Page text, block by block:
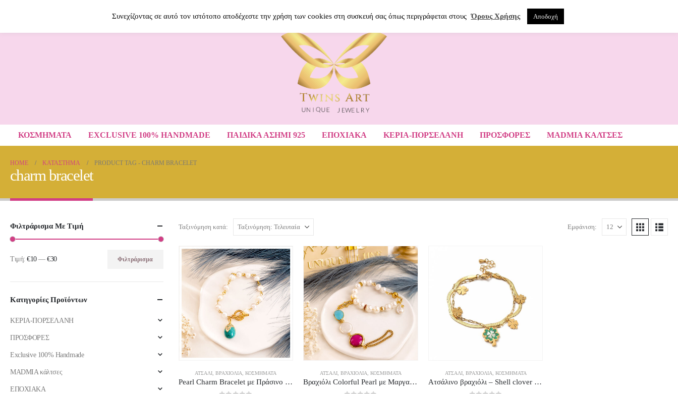
ΚΟΣΜΗΜΑΤΑ EXCLUSIVE 100% HANDMADE ΠΑΙΔΙΚΆ ΑΣΉΜΙ 925 ΕΠΟΧΙΑΚΑ ΚΕΡΙΑ-ΠΟΡΣΕΛΑΝΗ ΠΡΟΣΦΟΡΕΣ MADMIA ΚΆΛΤΣΕΣ
HOME ΚΑΤΆΣΤΗΜΑ PRODUCT TAG - CHARM BRACELET
charm bracelet
Ταξινόμηση κατά: Εμφάνιση:
ΑΤΣΆΛΙ ,ΒΡΑΧΙΌΛΙΑ ,ΚΟΣΜΗΜΑΤΑ
Pearl Charm Bracelet με Πράσινο Pendant
ΑΤΣΆΛΙ, ΒΡΑΧΙΌΛΙΑ ΚΟΣΜΗΜΑΤΑ
Βραχιόλι Colorful Pearl με Μαργαριτάρια Γλυκού Νερού “Μαμά”
ΑΤΣΆΛΙ, ΒΡΑΧΙΌΛΙΑ ΚΟΣΜΗΜΑΤΑ
Ατσάλινο βραχιόλι – Shell clover Charm
Φιλτράρισμα Με Τιμή
Ελάχιστη
Μέγιστη
Φιλτράρισμα
Τιμή:€10—€30
Κατηγορίες Προϊόντων
ΚΕΡΙΑ-ΠΟΡΣΕΛΑΝΗ
ΠΡΟΣΦΟΡΕΣ
Exclusive 100% Handmade
MADMIA κάλτσες
ΕΠΟΧΙΑΚΑ
Συνεχίζοντας σε αυτό τον ιστότοπο αποδέχεστε την χρήση των cookies στη συσκευή σας όπως περιγράφεται στους Όρους Χρήσης Αποδοχή